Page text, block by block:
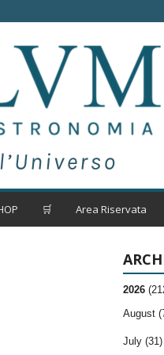
🛒 Area Riservata
2026
August
July (31)